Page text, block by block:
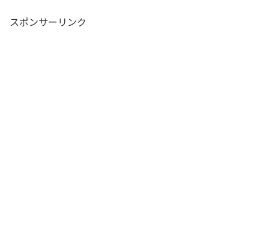
スポンサーリンク